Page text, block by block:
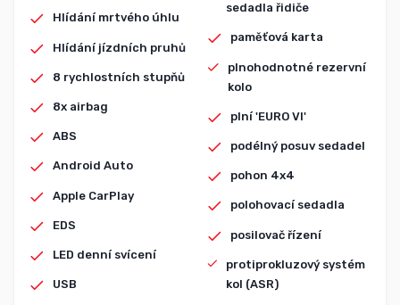
Hlídání mrtvého úhlu
Hlídání jízdních pruhů
8 rychlostních stupňů
8x airbag
ABS
Android Auto
Apple CarPlay
EDS
LED denní svícení
USB
sedadla řidiče
paměťová karta
plnohodnotné rezervní
kolo
plní 'EURO VI'
podélný posuv sedadel
pohon 4x4
polohovací sedadla
posilovač řízení
protiprokluzový systém
kol (ASR)